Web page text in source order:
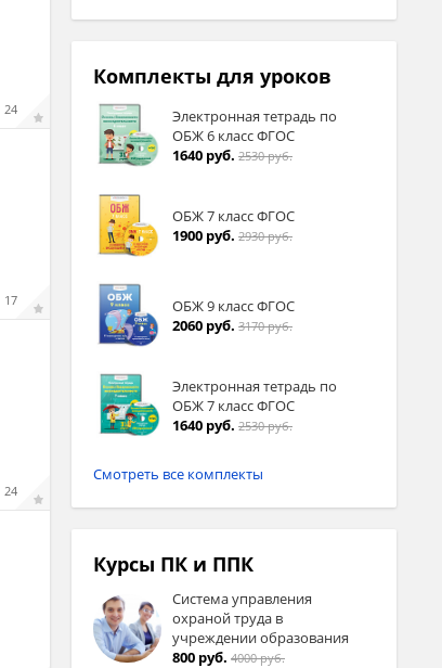
24
17
24
Комплекты для уроков
Электронная тетрадь по
ОБЖ 6 класс ФГОС
1640 руб. 2530 руб.
ОБЖ 7 класс ФГОС
1900 руб. 2930 руб.
ОБЖ 9 класс ФГОС
2060 руб. 3170 руб.
Электронная тетрадь по
ОБЖ 7 класс ФГОС
1640 руб. 2530 руб.
Смотреть все комплекты
Курсы ПК и ППК
Система управления
охраной труда в
учреждении образования
800 руб. 4000 руб.